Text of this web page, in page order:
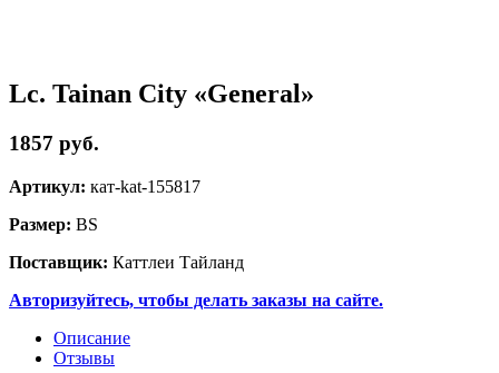
Lc. Tainan City «General»
1857 руб.
Артикул: кат-kat-155817
Размер: BS
Поставщик: Каттлеи Тайланд
Авторизуйтесь, чтобы делать заказы на сайте.
Описание
Отзывы